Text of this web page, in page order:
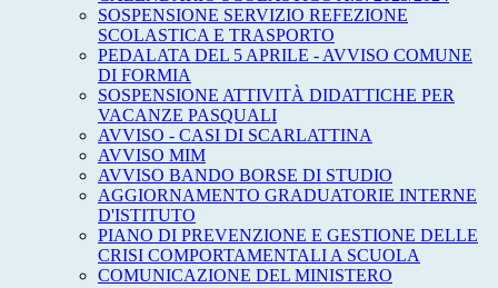
SOSPENSIONE SERVIZIO REFEZIONE
SCOLASTICA E TRASPORTO
PEDALATA DEL 5 APRILE - AVVISO COMUNE
DI FORMIA
SOSPENSIONE ATTIVITÀ DIDATTICHE PER
VACANZE PASQUALI
AVVISO - CASI DI SCARLATTINA
AVVISO MIM
AVVISO BANDO BORSE DI STUDIO
AGGIORNAMENTO GRADUATORIE INTERNE
D'ISTITUTO
PIANO DI PREVENZIONE E GESTIONE DELLE
CRISI COMPORTAMENTALI A SCUOLA
COMUNICAZIONE DEL MINISTERO